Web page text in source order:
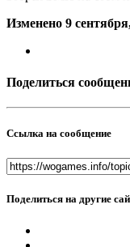
Изменено 9
Поделиться
Ссылка на сообщение
Поделиться на другие